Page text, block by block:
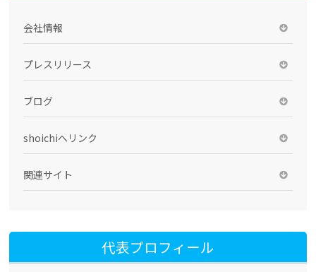
会社情報
プレスリリース
ブログ
shoichiへリンク
関連サイト
代表プロフィール